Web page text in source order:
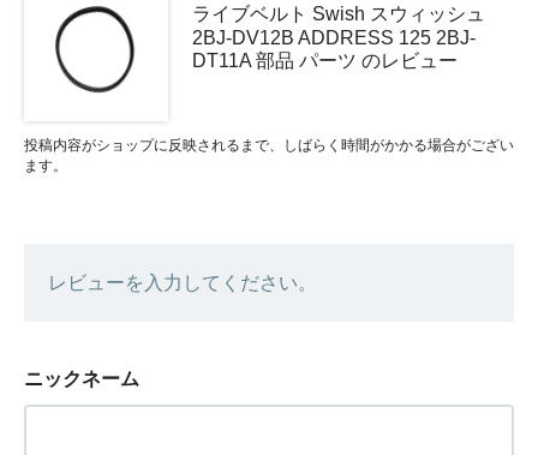
ライブベルト Swish スウィッシュ
2BJ-DV12B ADDRESS 125 2BJ-
DT11A 部品 パーツ のレビュー
投稿内容がショップに反映されるまで、しばらく時間がかかる場合がござい
ます。
レビューを入力してください。
ニックネーム